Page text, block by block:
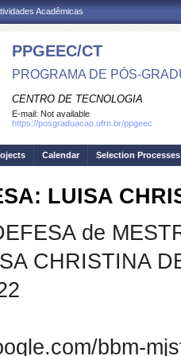
Acadêmicas
PPGEEC/CT
PROGRAMA DE PÓS-
CENTRO DE TECNOLOGIA
E-mail: Not available
https://posgraduacao.ufrn.br/ppgeec
Calendar Selection Processes
LUISA
de
CHRISTINA
bbm-